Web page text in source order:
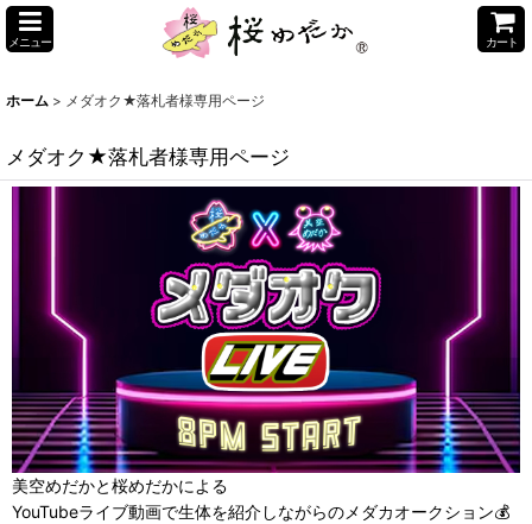
メニュー カート
ホーム > メダオク★落札者様専用ページ
メダオク★落札者様専用ページ
美空めだかと桜めだかによる
YouTubeライブ動画で生体を紹介しながらのメダカオークション💰